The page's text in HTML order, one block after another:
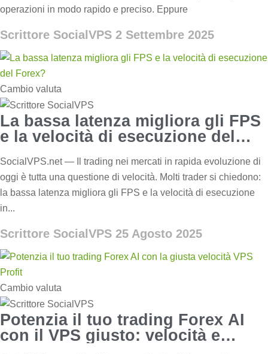
operazioni in modo rapido e preciso. Eppure
Scrittore SocialVPS 2 Settembre 2025
Cambio valuta
La bassa latenza migliora gli FPS
e la velocità di esecuzione del
SocialVPS.net — Il trading nei mercati in rapida evoluzione di
oggi è tutta una questione di velocità. Molti trader si chiedono:
la bassa latenza migliora gli FPS e la velocità di esecuzione
in...
Scrittore SocialVPS 25 Agosto 2025
Cambio valuta
Potenzia il tuo trading Forex AI
con il VPS giusto: velocità e